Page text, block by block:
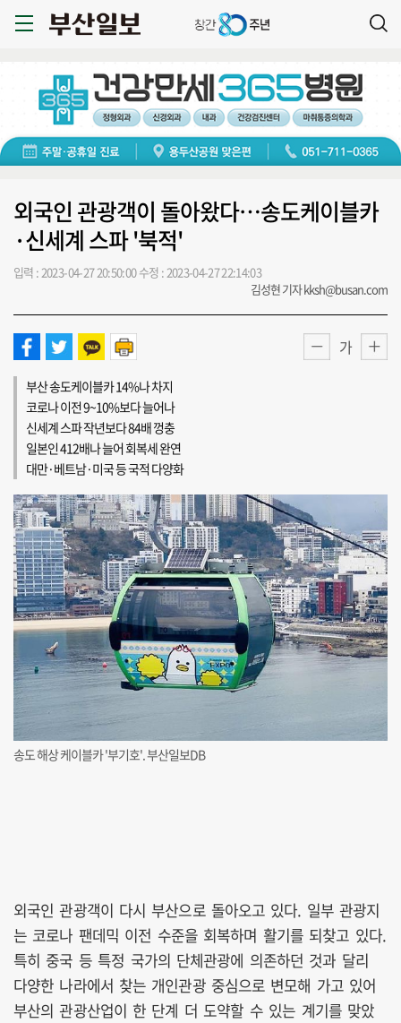
외국인 관광객이 돌아왔다…송도케이블카
·신세계 스파 '북적'
입력 : 2023-04-27 20:50:00수정 : 2023-04-27 22:14:03
김성현 기자 kksh@busan.com
가
부산 송도케이블카 14%나 차지
코로나 이전 9~10%보다 늘어나
신세계 스파 작년보다 84배 껑충
일본인 412배나 늘어 회복세 완연
대만·베트남·미국 등 국적 다양화
송도 해상 케이블카 '부기호'. 부산일보DB
외국인 관광객이 다시 부산으로 돌아오고 있다. 일부 관광지
는 코로나 팬데믹 이전 수준을 회복하며 활기를 되찾고 있다.
특히 중국 등 특정 국가의 단체관광에 의존하던 것과 달리
다양한 나라에서 찾는 개인관광 중심으로 변모해 가고 있어
부산의 관광산업이 한 단계 더 도약할 수 있는 계기를 맞았